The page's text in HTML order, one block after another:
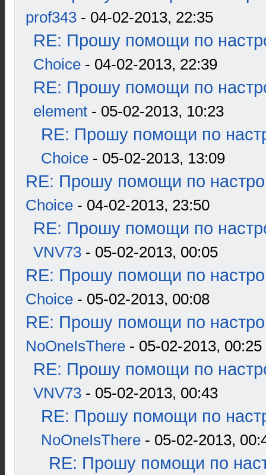
prof343 - 04-02-2013, 22:35
RE: Прошу помощи по
Choice - 04-02-2013, 22:39
RE: Прошу помощи по
element - 05-02-2013, 10:23
RE: Прошу помощи по
Choice - 05-02-2013, 13:09
RE: Прошу помощи по
Choice - 04-02-2013, 23:50
RE: Прошу помощи по
VNV73 - 05-02-2013, 00:05
RE: Прошу помощи по
Choice - 05-02-2013, 00:08
RE: Прошу помощи по
NoOneIsThere - 05-02-2013, 00:25
RE: Прошу помощи по
VNV73 - 05-02-2013, 00:43
RE: Прошу помощи по
NoOneIsThere - 05-02-2013,
RE: Прошу помощи по